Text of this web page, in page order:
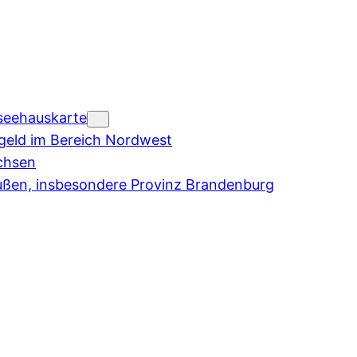
im Bereich Nordwest
insbesondere Provinz Brandenburg